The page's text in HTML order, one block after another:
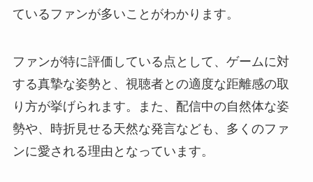
ているファンが多いことがわかります。
ファンが特に評価している点として、ゲームに対
する真摯な姿勢と、視聴者との適度な距離感の取
り方が挙げられます。また、配信中の自然体な姿
勢や、時折見せる天然な発言なども、多くのファ
ンに愛される理由となっています。